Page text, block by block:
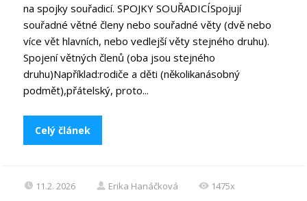
na spojky souřadicí. SPOJKY SOUŘADICÍSpojují
souřadné větné členy nebo souřadné věty (dvě nebo
více vět hlavních, nebo vedlejší věty stejného druhu).
Spojení větných členů (oba jsou stejného
druhu)Například:rodiče a děti (několikanásobný
podmět),přátelský, proto...
Celý článek
11.2. 2026 Erika Hanáčková 1475x